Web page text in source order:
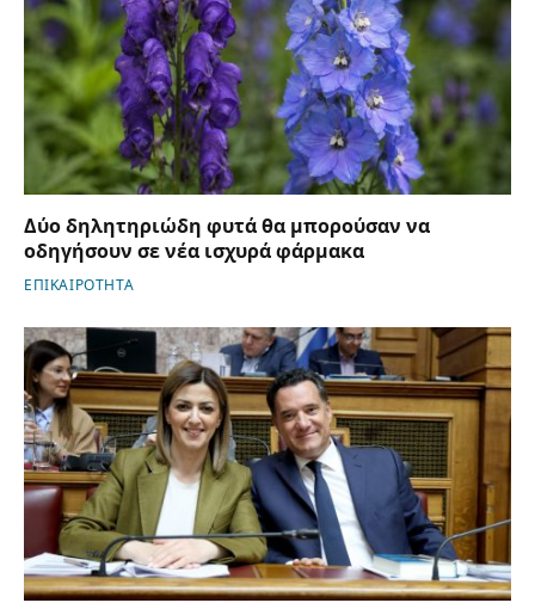
Δύο δηλητηριώδη φυτά θα μπορούσαν να
οδηγήσουν σε νέα ισχυρά φάρμακα
ΕΠΙΚΑΙΡΟΤΗΤΑ